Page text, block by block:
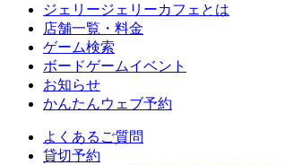
ジェリージェリーカフェとは
店舗一覧・料金
ゲーム検索
ボードゲームイベント
お知らせ
かんたんウェブ予約
よくあるご質問
貸切予約